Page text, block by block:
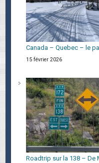
Canada – Quebec – le
15 février 2026
Roadtrip sur la 138 – De